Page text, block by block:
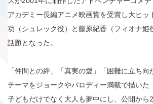
アカデミー長編アニメ映画賞を受賞し大ヒッ
功（シュレック役）と藤原紀香（フィオナ姫
話題となった。
「仲間との絆」「真実の愛」「困難に立ち
テーマをジョークやパロディー満載で描いた
子どもだけでなく大人も夢中にし、公開から